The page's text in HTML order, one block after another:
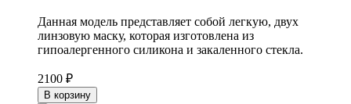
Данная модель представляет собой легкую, двух
линзовую маску, которая изготовлена из
гипоалергенного силикона и закаленного стекла.
2100 ₽
В корзину